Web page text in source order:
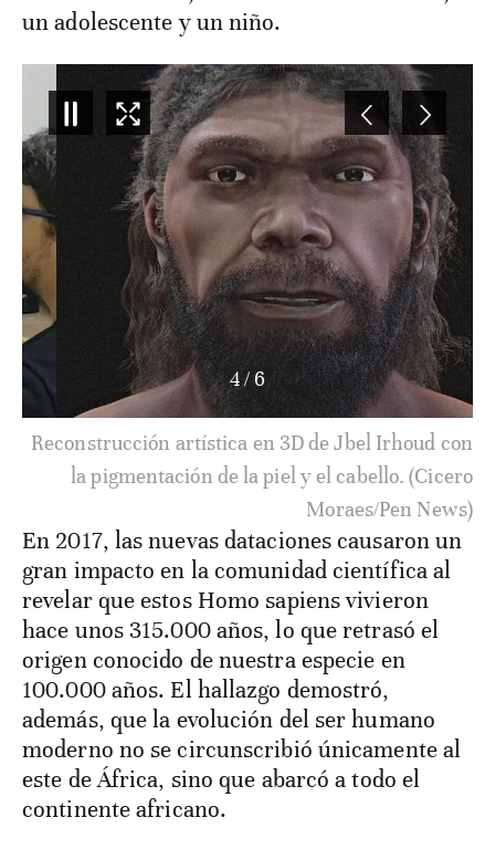
un adolescente y un niño.
4/6
Reconstrucción artística en 3D de Jbel Irhoud con
la pigmentación de la piel y el cabello. (Cicero
Moraes/Pen News)
En 2017, las nuevas dataciones causaron un
gran impacto en la comunidad científica al
revelar que estos Homo sapiens vivieron
hace unos 315.000 años, lo que retrasó el
origen conocido de nuestra especie en
100.000 años. El hallazgo demostró,
además, que la evolución del ser humano
moderno no se circunscribió únicamente al
este de África, sino que abarcó a todo el
continente africano.